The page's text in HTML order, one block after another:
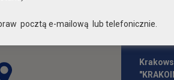
pocztą e-mailową lub telefonicznie.